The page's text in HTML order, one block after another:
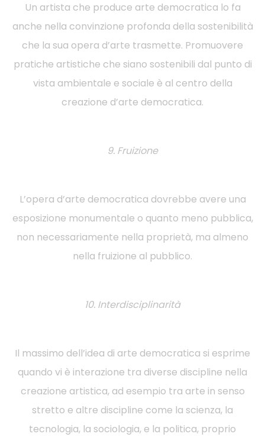
Un artista che produce arte democratica lo fa
anche nella convinzione profonda della sostenibilità
che la sua opera d’arte trasmette. Promuovere
pratiche artistiche che siano sostenibili dal punto di
vista ambientale e sociale è al centro della
creazione d’arte democratica.
9. Fruizione
L’opera d’arte democratica dovrebbe avere una
esposizione monumentale o quanto meno pubblica,
non necessariamente nella proprietà, ma almeno
nella fruizione al pubblico.
10. Interdisciplinarità
Il massimo dell’idea di arte democratica si esprime
quando vi è interazione tra diverse discipline nella
creazione artistica, ad esempio tra arte in senso
stretto e altre discipline come la scienza, la
tecnologia, la sociologia, e la politica, proprio